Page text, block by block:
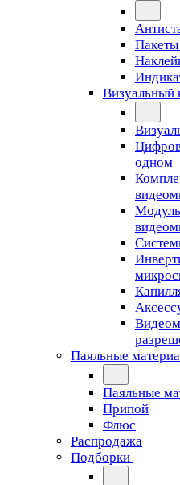
Пакеты
Визуальный
одном
Паяльные
Паяльные
Припой
Флюс
Распродажа
Подборки